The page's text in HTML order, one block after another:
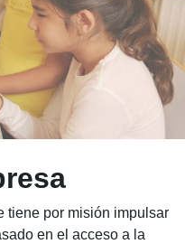
tiene por misión impulsar
en el acceso a la